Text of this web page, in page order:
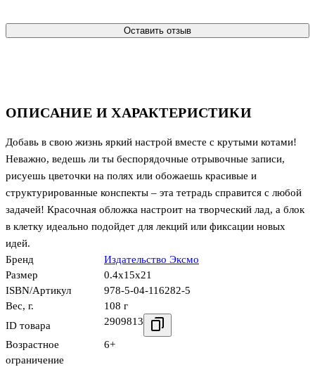
ОПИСАНИЕ И ХАРАКТЕРИСТИКИ
Добавь в свою жизнь яркий настрой вместе с крутыми котами!
Неважно, ведешь ли ты беспорядочные отрывочные записи,
рисуешь цветочки на полях или обожаешь красивые и
структурированные конспекты – эта тетрадь справится с любой
задачей! Красочная обложка настроит на творческий лад, а блок
в клетку идеально подойдет для лекций или фиксации новых
идей.
Бренд
Издательство Эксмо
Размер
0.4x15x21
ISBN/Артикул
978-5-04-116282-5
Вес, г.
108 г
ID товара
2909813
Возрастное
ограничение
6+
Оставить отзыв